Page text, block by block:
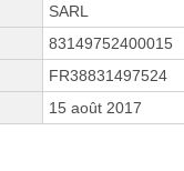
SARL
83149752400015
FR38831497524
15 août 2017